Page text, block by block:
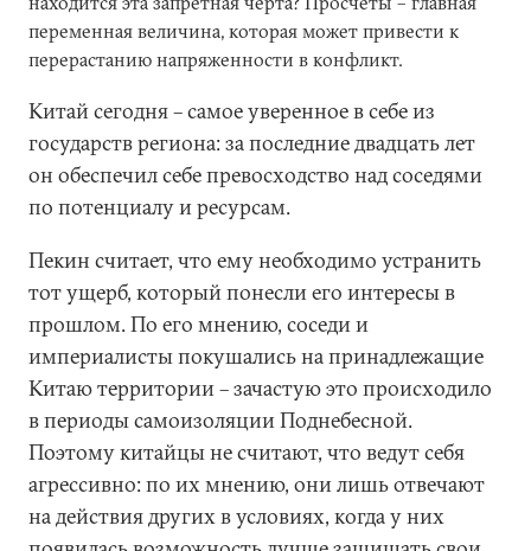
переменная величина, которая может привести к
перерастанию напряженности в конфликт.
Китай сегодня – самое уверенное в себе из
государств региона: за последние двадцать лет
он обеспечил себе превосходство над соседями
по потенциалу и ресурсам.
Пекин считает, что ему необходимо устранить
тот ущерб, который понесли его интересы в
прошлом. По его мнению, соседи и
империалисты покушались на принадлежащие
Китаю территории – зачастую это происходило
в периоды самоизоляции Поднебесной.
Поэтому китайцы не считают, что ведут себя
агрессивно: по их мнению, они лишь отвечают
на действия других в условиях, когда у них